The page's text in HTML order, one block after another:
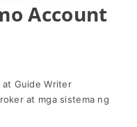
Account
at Guide Writer
at mga sistema ng